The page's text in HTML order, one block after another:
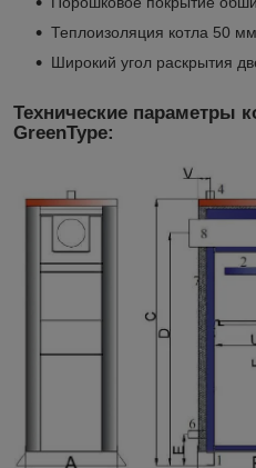
Теплоизоляция котла 50
Широкий угол раскрытия
Технические параметры
GreenType: